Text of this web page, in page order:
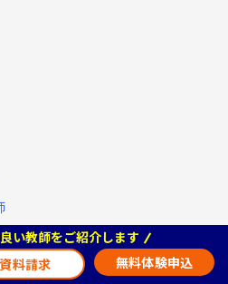
い教師をご紹介します
資料請求 無料体験申込
について